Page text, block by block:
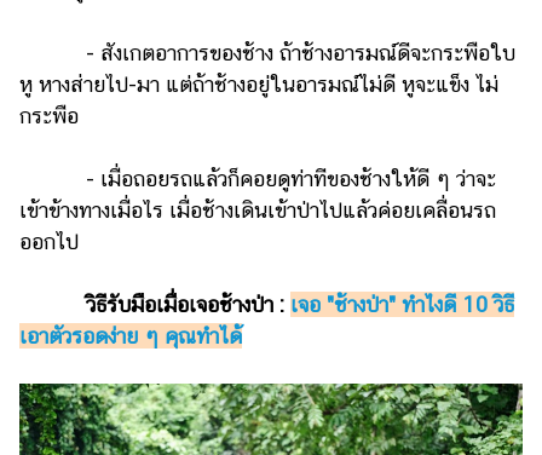
- สังเกตอาการของช้าง ถ้าช้างอารมณ์ดีจะกระพือใบ
หู หางส่ายไป-มา แต่ถ้าช้างอยู่ในอารมณ์ไม่ดี หูจะแข็ง ไม่
กระพือ
- เมื่อถอยรถแล้วก็คอยดูท่าทีของช้างให้ดี ๆ ว่าจะ
เข้าข้างทางเมื่อไร เมื่อช้างเดินเข้าป่าไปแล้วค่อยเคลื่อนรถ
ออกไป
วิธีรับมือเมื่อเจอช้างป่า : เจอ "ช้างป่า" ทำไงดี 10 วิธี
เอาตัวรอดง่าย ๆ คุณทำได้